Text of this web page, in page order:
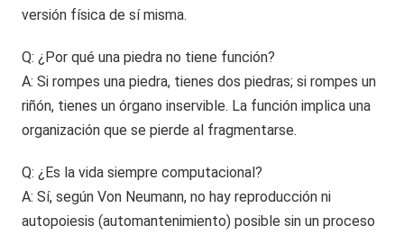
versión física de sí misma.
Q: ¿Por qué una piedra no tiene función?
A: Si rompes una piedra, tienes dos piedras; si rompes un
riñón, tienes un órgano inservible. La función implica una
organización que se pierde al fragmentarse.
Q: ¿Es la vida siempre computacional?
A: Sí, según Von Neumann, no hay reproducción ni
autopoiesis (automantenimiento) posible sin un proceso